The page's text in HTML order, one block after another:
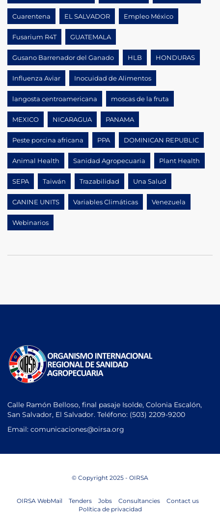
Cuarentena EL SALVADOR Empleo México
Fusarium R4T GUATEMALA
Gusano Barrenador del Ganado HLB HONDURAS
Influenza Aviar Inocuidad de Alimentos
langosta centroamericana moscas de la fruta
MEXICO NICARAGUA PANAMA
Peste porcina africana PPA DOMINICAN REPUBLIC
Animal Health Sanidad Agropecuaria Plant Health
SEPA Taiwán Trazabilidad Una Salud
CANINE UNITS Variables Climáticas Venezuela
Webinarios
Calle Ramón Belloso, final pasaje Isolde, Colonia Escalón,
San Salvador, El Salvador. Teléfono: (503) 2209-9200
Email: comunicaciones@oirsa.org
© Copyright 2025 - OIRSA
OIRSA WebMail Tenders Jobs Consultancies
Contact us
Política de privacidad